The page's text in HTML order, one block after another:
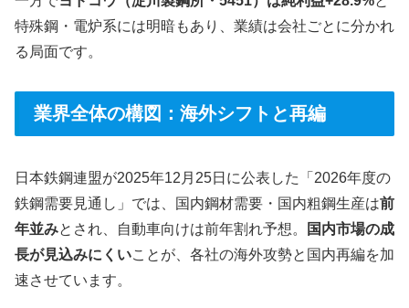
特殊鋼・電炉系には明暗もあり、業績は会社ごとに分かれ
る局面です。
業界全体の構図：海外シフトと再編
日本鉄鋼連盟が2025年12月25日に公表した「2026年度の
鉄鋼需要見通し」では、国内鋼材需要・国内粗鋼生産は前
年並みとされ、自動車向けは前年割れ予想。
国内市場の成
長が見込みにくいことが、各社の海外攻勢と国内再編を加
速させています。